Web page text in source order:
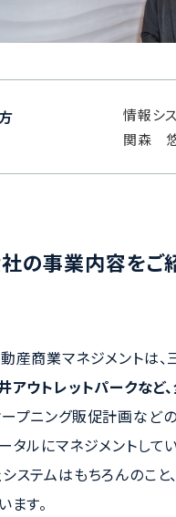
情報シ
関森
の事業内容をご
産商業マネジメントは
アウトレットパークなど
プニング販促計画など
タルにマネジメントして
ステムはもちろんのこ
ます。